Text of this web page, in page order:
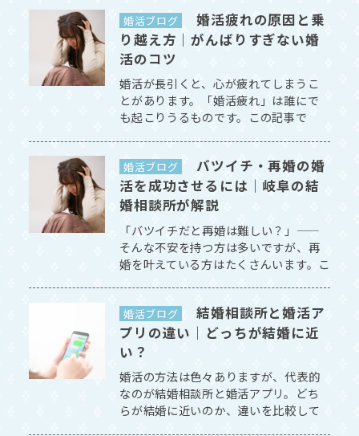
婚活ブログ
婚活疲れの原因と乗
り越え方｜がんばりすぎない婚
活のコツ
婚活が長引くと、心が疲れてしまうこ
とがあります。「婚活疲れ」は誰にで
も起こりうるものです。この記事で
婚活ブログ
バツイチ・再婚の婚
活を成功させるには｜岐阜の結
婚相談所が解説
「バツイチだと再婚は難しい？」——
そんな不安を持つ方は多いですが、再
婚を叶えている方はたくさんいます。こ
ます。 [続きを読む]
婚活ブログ
結婚相談所と婚活ア
プリの違い｜どっちが結婚に近
い？
婚活の方法は色々ありますが、代表的
なのが結婚相談所と婚活アプリ。どち
らが結婚に近いのか、違いを比較して